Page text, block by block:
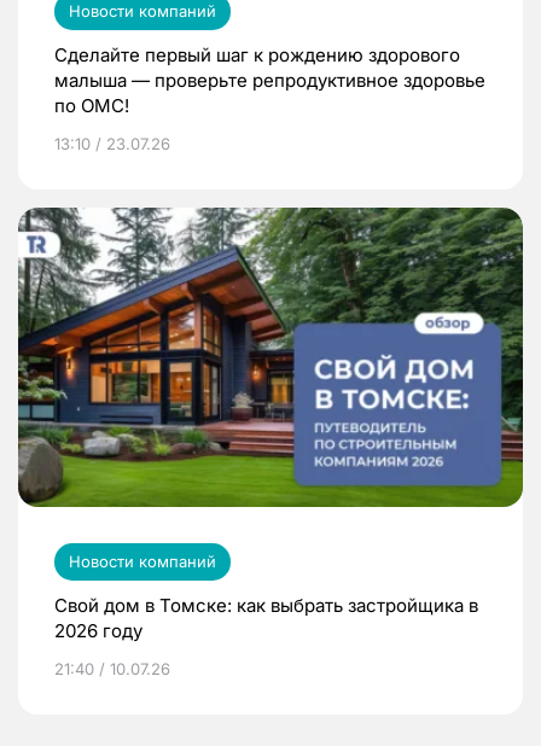
Новости компаний
Сделайте первый шаг к рождению здорового
малыша — проверьте репродуктивное здоровье
по ОМС!
13:10 / 23.07.26
Новости компаний
Свой дом в Томске: как выбрать застройщика в
2026 году
21:40 / 10.07.26